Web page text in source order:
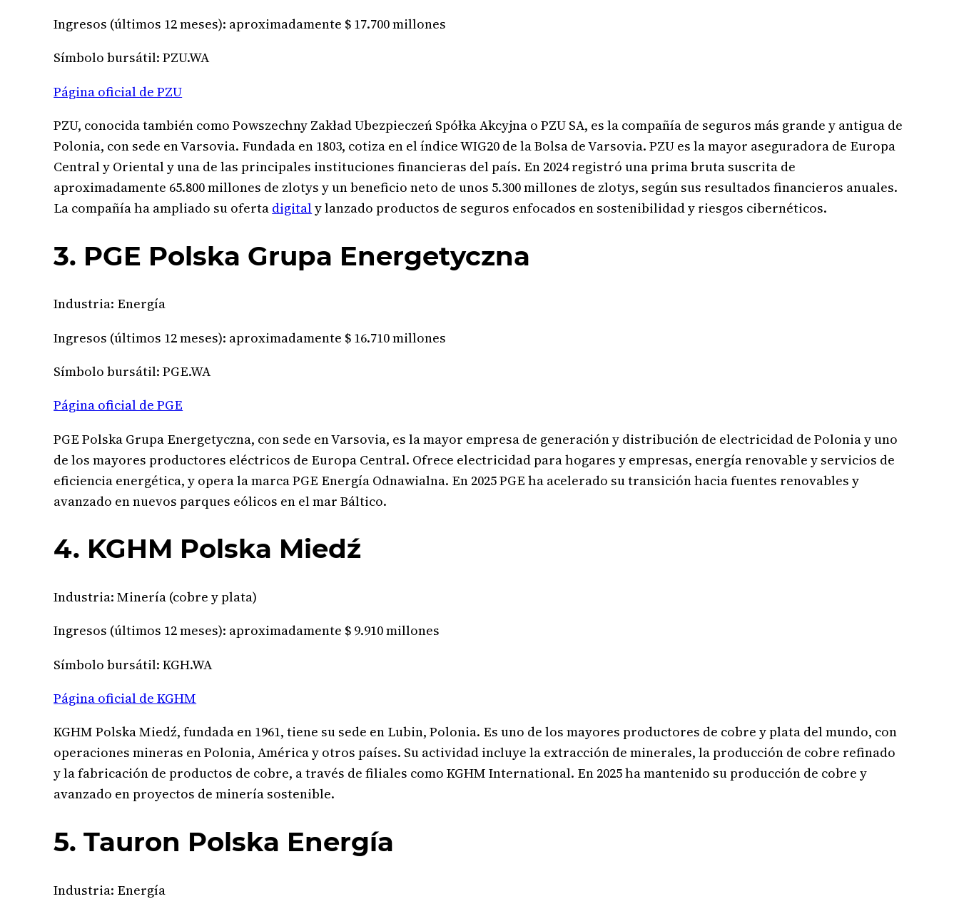
Ingresos (últimos 12 meses): aproximadamente $ 17.700 millones
Símbolo bursátil: PZU.WA
Página oficial de PZU
PZU, conocida también como Powszechny Zakład Ubezpieczeń Spółka Akcyjna o PZU SA, es la compañía de seguros más grande y antigua de
Polonia, con sede en Varsovia. Fundada en 1803, cotiza en el índice WIG20 de la Bolsa de Varsovia. PZU es la mayor aseguradora de Europa
Central y Oriental y una de las principales instituciones financieras del país. En 2024 registró una prima bruta suscrita de
aproximadamente 65.800 millones de zlotys y un beneficio neto de unos 5.300 millones de zlotys, según sus resultados financieros anuales.
La compañía ha ampliado su oferta digitaly lanzado productos de seguros enfocados en sostenibilidad y riesgos cibernéticos.
3. PGE Polska Grupa Energetyczna
Industria: Energía
Ingresos (últimos 12 meses): aproximadamente $ 16.710 millones
Símbolo bursátil: PGE.WA
Página oficial de PGE
PGE Polska Grupa Energetyczna, con sede en Varsovia, es la mayor empresa de generación y distribución de electricidad de Polonia y uno
de los mayores productores eléctricos de Europa Central. Ofrece electricidad para hogares y empresas, energía renovable y servicios de
eficiencia energética, y opera la marca PGE Energía Odnawialna. En 2025 PGE ha acelerado su transición hacia fuentes renovables y
avanzado en nuevos parques eólicos en el mar Báltico.
4. KGHM Polska Miedź
Industria: Minería (cobre y plata)
Ingresos (últimos 12 meses): aproximadamente $ 9.910 millones
Símbolo bursátil: KGH.WA
Página oficial de KGHM
KGHM Polska Miedź, fundada en 1961, tiene su sede en Lubin, Polonia. Es uno de los mayores productores de cobre y plata del mundo, con
operaciones mineras en Polonia, América y otros países. Su actividad incluye la extracción de minerales, la producción de cobre refinado
y la fabricación de productos de cobre, a través de filiales como KGHM International. En 2025 ha mantenido su producción de cobre y
avanzado en proyectos de minería sostenible.
5. Tauron Polska Energía
Industria: Energía